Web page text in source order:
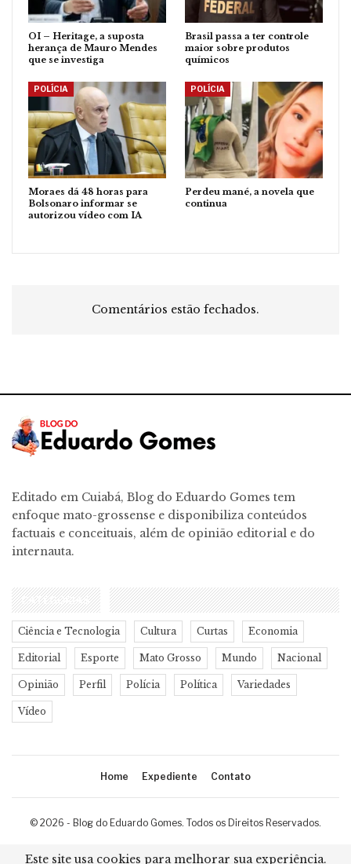
OI – Heritage, a suposta
herança de Mauro Mendes
que se investiga
Brasil passa a ter controle
maior sobre produtos
químicos
POLÍCIA
Moraes dá 48 horas para
Bolsonaro informar se
autorizou vídeo com IA
POLÍCIA
Perdeu mané, a novela que
continua
Comentários estão fechados.
Editado em Cuiabá, Blog do Eduardo Gomes tem
enfoque mato-grossense e disponibiliza conteúdos
factuais e conceituais, além de opinião editorial e do
internauta.
CATEGORIAS
Ciência e Tecnologia Cultura Curtas Economia
Editorial Esporte Mato Grosso Mundo Nacional
Opinião Perfil Polícia Política Variedades
Vídeo
Home Expediente Contato
© 2026 - Blog do Eduardo Gomes. Todos os Direitos Reservados.
Desenvolvimento:Ricard Cristian
Este site usa cookies para melhorar sua experiência.